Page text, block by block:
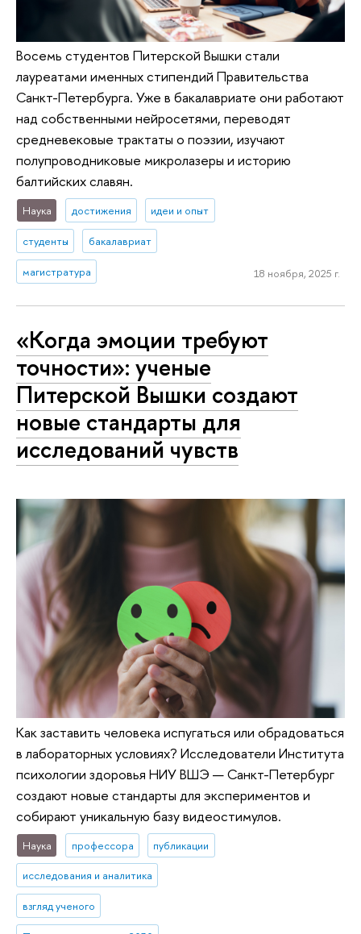
Восемь студентов Питерской Вышки стали
лауреатами именных стипендий Правительства
Санкт-Петербурга. Уже в бакалавриате они работают
над собственными нейросетями, переводят
средневековые трактаты о поэзии, изучают
полупроводниковые микролазеры и историю
балтийских славян.
Наука достижения идеи и опыт
студенты бакалавриат
магистратура 18 ноября, 2025 г.
«Когда эмоции требуют
точности»: ученые
Питерской Вышки создают
новые стандарты для
исследований чувств
Как заставить человека испугаться или обрадоваться
в лабораторных условиях? Исследователи Института
психологии здоровья НИУ ВШЭ — Санкт-Петербург
создают новые стандарты для экспериментов и
собирают уникальную базу видеостимулов.
Наука профессора публикации
исследования и аналитика
взгляд ученого